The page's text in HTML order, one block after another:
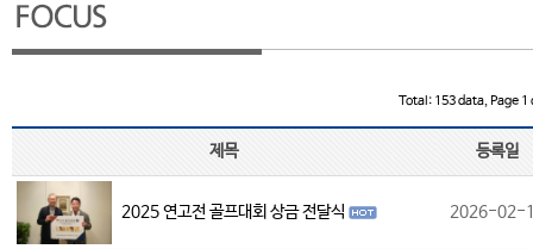
Total: 153 data, Page 1
제목 등록일
2025 연고전 골프대회 상금 전달식 2026-02-